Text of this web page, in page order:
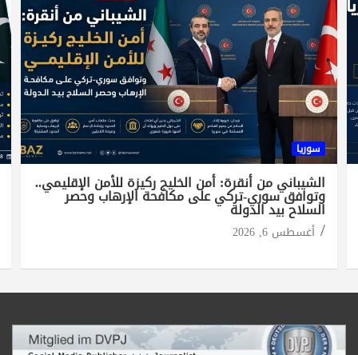
سوريا
الشيباني من أنقرة: أمن الخليج ركيزة للأمن الإقليمي..
وتوافق سوري-تركي على مكافحة الإرهاب وحصر
السلاح بيد الدولة
أغسطس 6, 2026